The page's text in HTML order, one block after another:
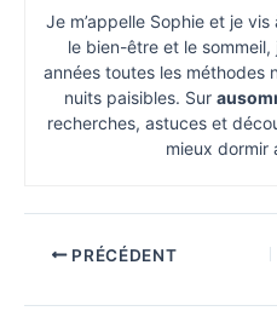
Je m’appelle Sophie et je
le bien-être et le sommeil,
années toutes les méthodes
nuits paisibles. Sur
recherches, astuces et
mieux dormir
PRÉCÉDENT